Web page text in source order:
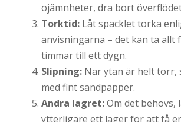
ojämnheter, dra bort
Torktid: Låt spacklet torka
anvisningarna – det kan ta allt
timmar till ett dygn.
Slipning: När ytan är helt
med fint sandpapper.
Andra lagret:Om det behövs,
ytterligare ett lager för att få